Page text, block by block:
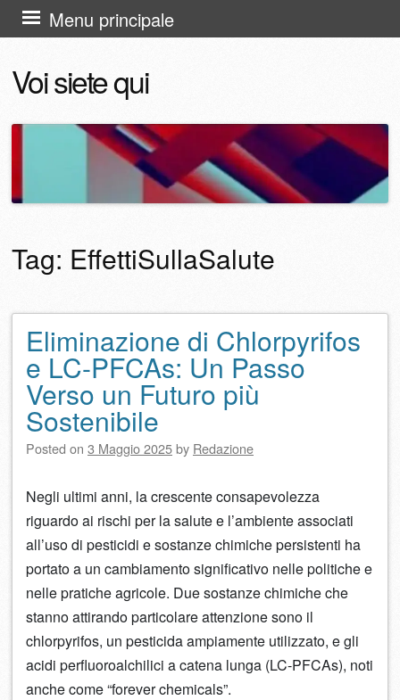
Voi siete qui
Menu principale
al
contenuto
Tag: EffettiSullaSalute
Navigazione articolo
Eliminazione di Chlorpyrifos
e LC-PFCAs: Un Passo
Verso un Futuro più
Sostenibile
Posted on 3 Maggio 2025by Redazione
Negli ultimi anni, la crescente consapevolezza
riguardo ai rischi per la salute e l’ambiente associati
all’uso di pesticidi e sostanze chimiche persistenti ha
portato a un cambiamento significativo nelle politiche e
nelle pratiche agricole. Due sostanze chimiche che
stanno attirando particolare attenzione sono il
chlorpyrifos, un pesticida ampiamente utilizzato, e gli
acidi perfluoroalchilici a catena lunga (LC-PFCAs), noti
anche come “forever chemicals”.